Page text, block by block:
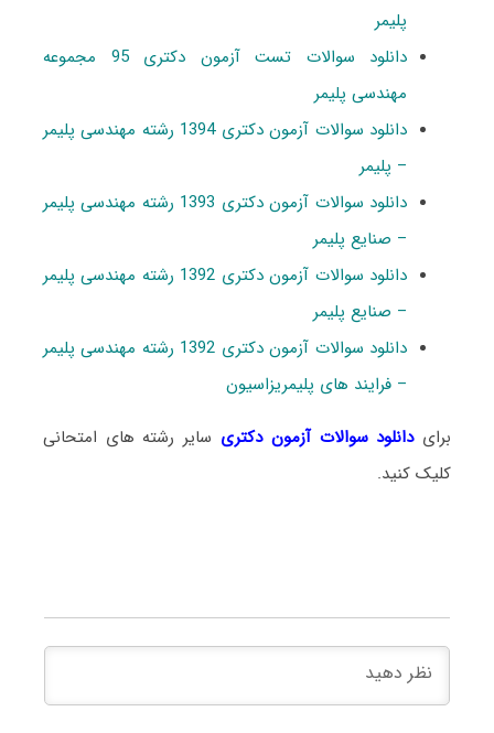
پلیمر
دانلود سوالات تست آزمون دکتری 95 مجموعه
مهندسی پلیمر
دانلود سوالات آزمون دکتری 1394 رشته مهندسی پلیمر
– پلیمر
دانلود سوالات آزمون دکتری 1393 رشته مهندسی پلیمر
– صنایع پلیمر
دانلود سوالات آزمون دکتری 1392 رشته مهندسی پلیمر
– صنایع پلیمر
دانلود سوالات آزمون دکتری 1392 رشته مهندسی پلیمر
– فرایند های پلیمریزاسیون
برایدانلود سوالات آزمون دکتری سایر رشته های امتحانی
کلیک کنید.